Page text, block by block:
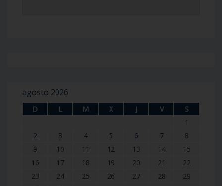
agosto 2026
D L M X J V
S
1
2
3 4 5 6 7
8
9
10 11 12 13 14
15
16
17 18 19 20 21
22
23
24 25 26 27 28
29